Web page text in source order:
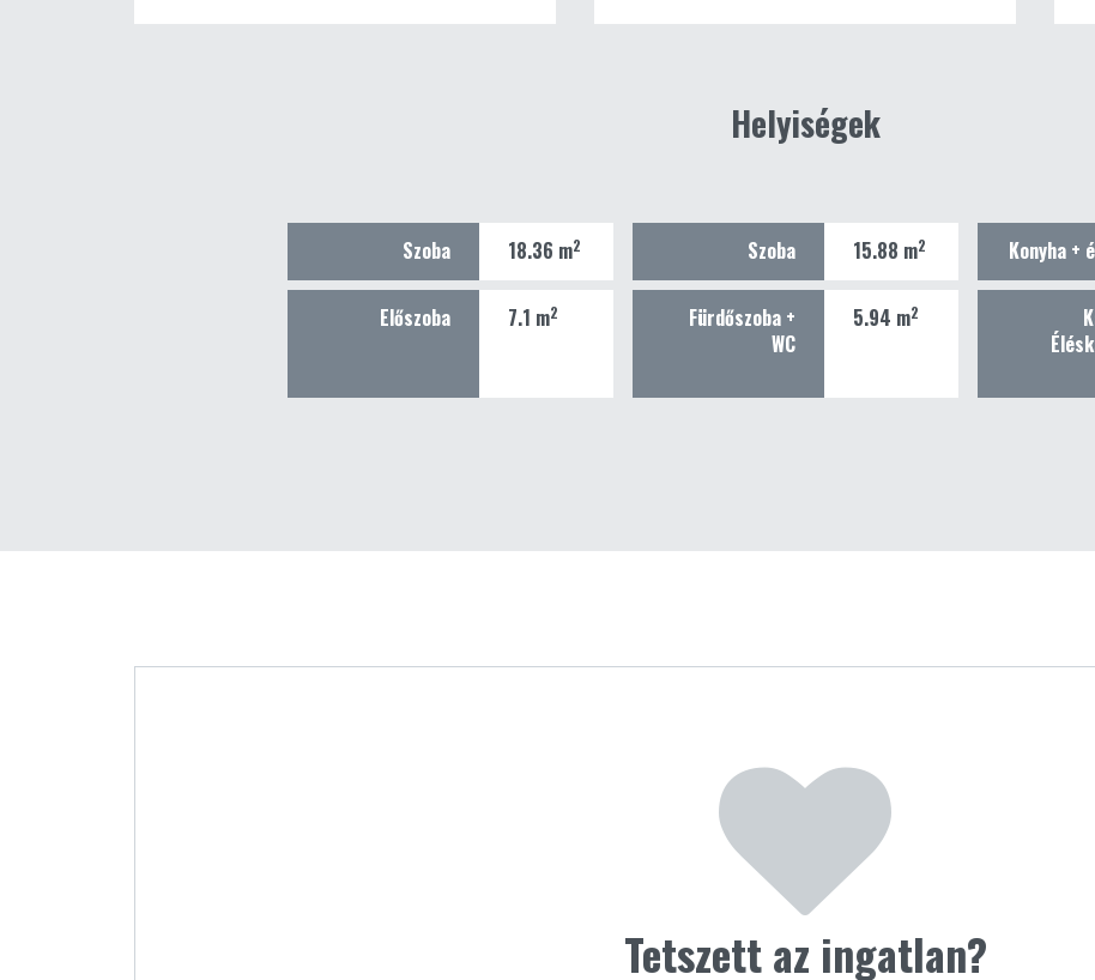
Helyiségek
Szoba 18.36 m2 Szoba 15.88 m2 Konyha +
Előszoba 7.1 m2
Fürdőszoba +
WC
5.94 m2
Tetszett az ingatlan?